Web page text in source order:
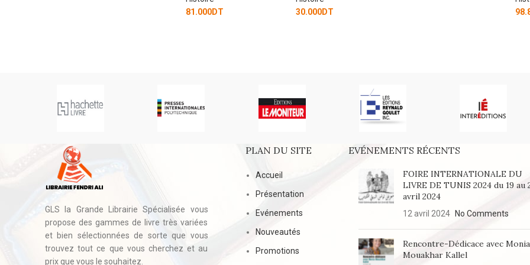
30.000DT
GLS la Grande Librairie Spécialisée vous
propose des gammes de livre très variées
et bien sélectionnées de sorte que vous
trouvez tout ce que vous cherchez et au
prix que vous le souhaitez.
PLAN DU SITE
Accueil
Présentation
Evénements
Nouveautés
Promotions
EVÉNEMENTS RÉCENTS
FOIRE INTERNATIONALE DU
LIVRE DE TUNIS 2024 du 19 au
avril 2024
12 avril 2024 No Comments
Rencontre-Dédicace avec Monia
Mouakhar Kallel